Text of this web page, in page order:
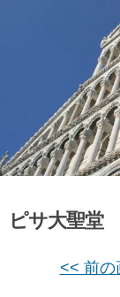
ピサ大聖堂
<< 前の